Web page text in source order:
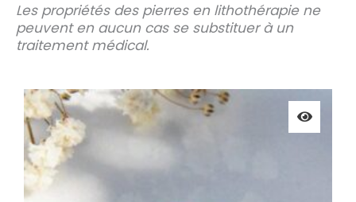
Les propriétés des pierres en lithothérapie ne
peuvent en aucun cas se substituer à un
traitement médical.